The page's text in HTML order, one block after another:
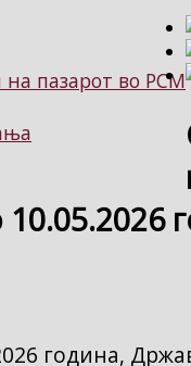
пазарот во РСМ
година,